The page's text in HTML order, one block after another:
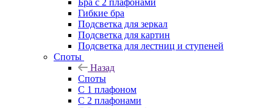
Бра с 2 плафонами
Гибкие бра
Подсветка для зеркал
Подсветка для картин
Подсветка для лестниц и ступеней
Споты
Назад
Споты
С 1 плафоном
С 2 плафонами